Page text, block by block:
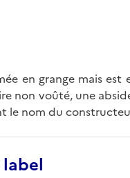
en grange mais est
non voûté, une
le nom du